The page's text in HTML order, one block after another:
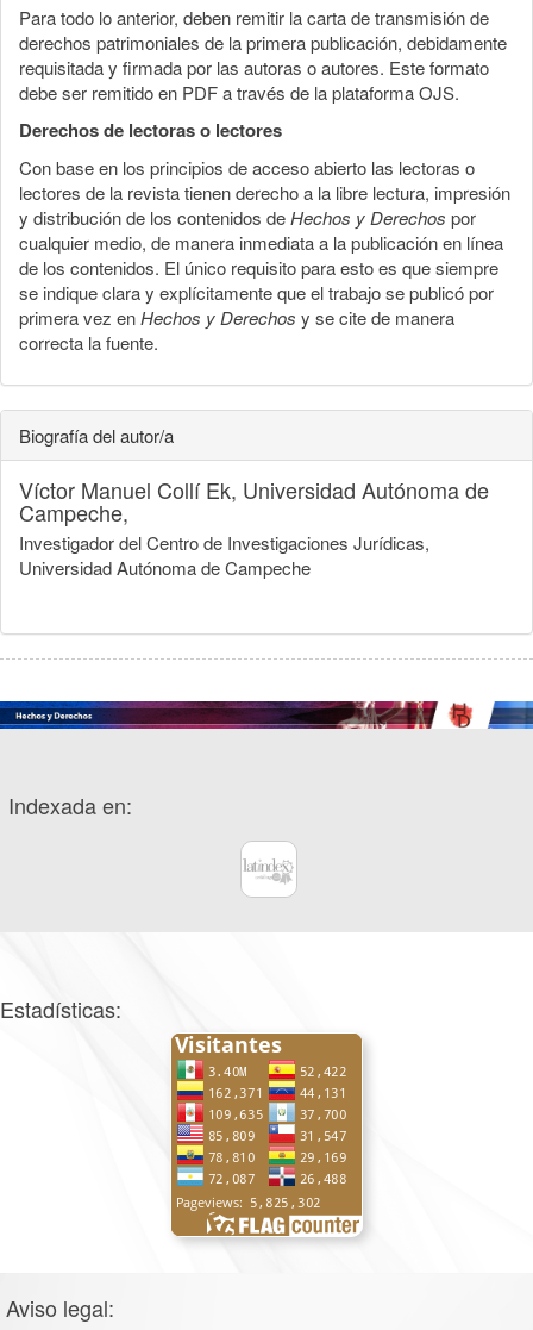
Para todo lo anterior, deben remitir la carta de transmisión de
derechos patrimoniales de la primera publicación, debidamente
requisitada y firmada por las autoras o autores. Este formato
debe ser remitido en PDF a través de la plataforma OJS.
Derechos de lectoras o lectores
Con base en los principios de acceso abierto las lectoras o
lectores de la revista tienen derecho a la libre lectura, impresión
y distribución de los contenidos deHechos y Derechos por
cualquier medio, de manera inmediata a la publicación en línea
de los contenidos. El único requisito para esto es que siempre
se indique clara y explícitamente que el trabajo se publicó por
primera vez enHechos y Derechos y se cite de manera
correcta la fuente.
Biografía del autor/a
Víctor Manuel Collí Ek, Universidad Autónoma de
Campeche,
Investigador del Centro de Investigaciones Jurídicas,
Universidad Autónoma de Campeche
Indexada en:
Estadísticas:
Aviso legal: